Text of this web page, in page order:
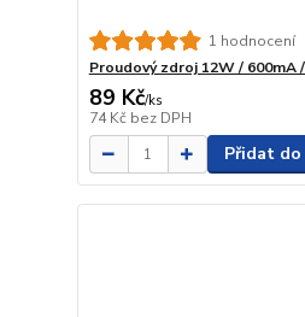
1 hodnocení
Proudový zdroj 12W / 600mA
89 Kč/ks
74 Kč bez DPH
Přidat do